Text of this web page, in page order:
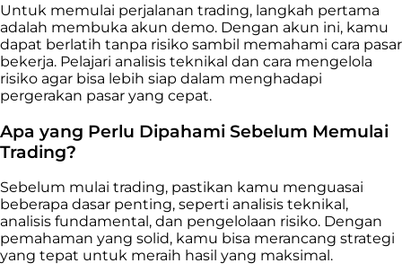
Untuk memulai perjalanan trading, langkah pertama
adalah membuka akun demo. Dengan akun ini, kamu
dapat berlatih tanpa risiko sambil memahami cara pasar
bekerja. Pelajari analisis teknikal dan cara mengelola
risiko agar bisa lebih siap dalam menghadapi
pergerakan pasar yang cepat.
Apa yang Perlu Dipahami Sebelum Memulai
Trading?
Sebelum mulai trading, pastikan kamu menguasai
beberapa dasar penting, seperti analisis teknikal,
analisis fundamental, dan pengelolaan risiko. Dengan
pemahaman yang solid, kamu bisa merancang strategi
yang tepat untuk meraih hasil yang maksimal.